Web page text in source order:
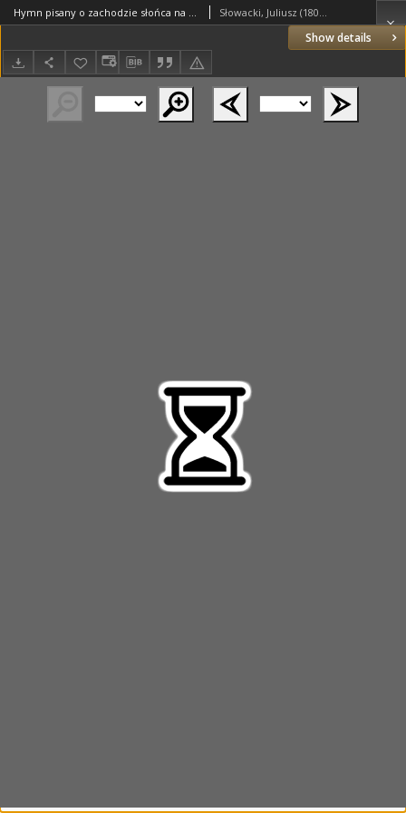
Show details
Hymn pisany o zachodzie słońca na morzu przed Aleksandrią Juliusza Słowackiego r. 1836 Słowacki, Juliusz (1809–1849)